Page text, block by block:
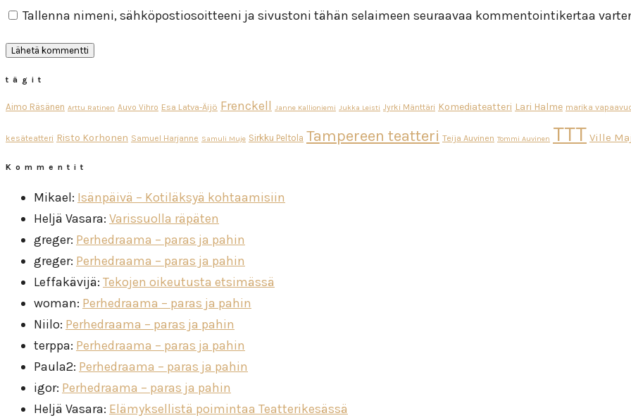
Tallenna nimeni, sähköpostiosoitteeni ja sivustoni tähän selaimeen seuraavaa kommentointikertaa
tägit
Aimo Räsänen Arttu Ratinen Auvo Vihro Esa Latva-Äijö Frenckell Janne Kallioniemi Jukka Leisti Jyrki Mänttäri Komediateatteri Lari Halme marika
kesäteatteri Risto Korhonen Samuel Harjanne Samuli Muje Sirkku Peltola Tampereen teatteri Teija Auvinen Tommi Auvinen TTT Ville
Kommentit
Mikael: Isänpäivä – Kotiläksyä kohtaamisiin
Heljä Vasara: Varissuolla räpäten
greger: Perhedraama – paras ja pahin
greger: Perhedraama – paras ja pahin
Leffakävijä: Tekojen oikeutusta etsimässä
woman: Perhedraama – paras ja pahin
Niilo: Perhedraama – paras ja pahin
terppa: Perhedraama – paras ja pahin
Paula2: Perhedraama – paras ja pahin
igor: Perhedraama – paras ja pahin
Heljä Vasara: Elämyksellistä poimintaa Teatterikesässä